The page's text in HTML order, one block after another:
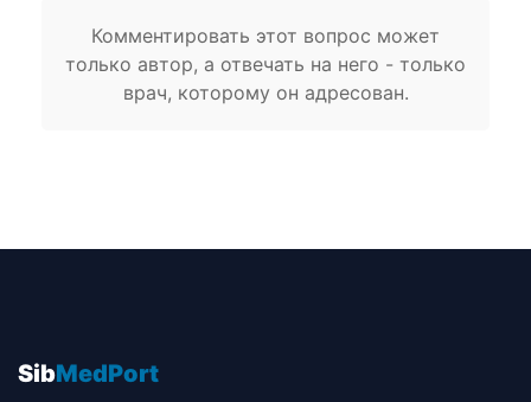
Комментировать этот вопрос может
только автор, а отвечать на него - только
врач, которому он адресован.
SibMedPort